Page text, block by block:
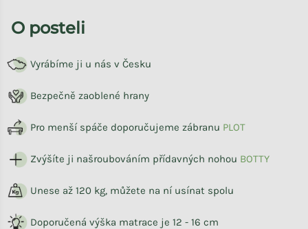
O posteli
Vyrábíme ji u nás v Česku
Bezpečně zaoblené hrany
Pro menší spáče doporučujeme zábranu PLOT
Zvýšíte ji našroubováním přídavných nohou BOTTY
Unese až 120 kg, můžete na ní usínat spolu
Doporučená výška matrace je 12 - 16 cm